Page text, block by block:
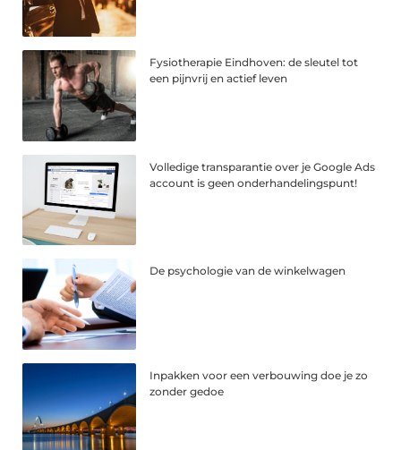
Fysiotherapie Eindhoven: de sleutel tot
een pijnvrij en actief leven
Volledige transparantie over je Google Ads
account is geen onderhandelingspunt!
De psychologie van de winkelwagen
Inpakken voor een verbouwing doe je zo
zonder gedoe